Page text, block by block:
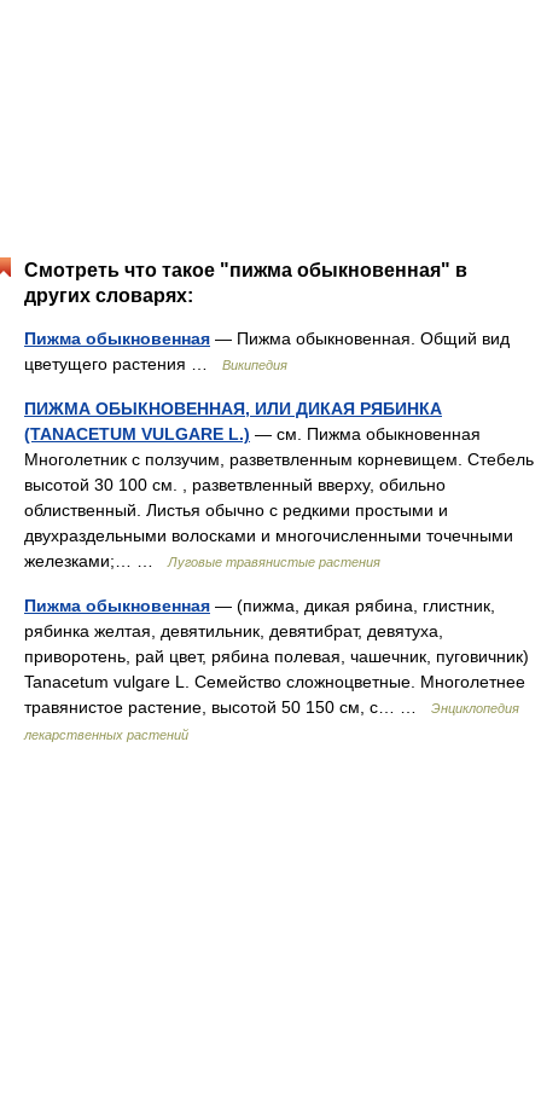
Смотреть что такое "пижма обыкновенная" в
других словарях:
Пижма обыкновенная — Пижма обыкновенная. Общий вид
цветущего растения …
Википедия
ПИЖМА ОБЫКНОВЕННАЯ, ИЛИ ДИКАЯ РЯБИНКА
(TANACETUM VULGARE L.) — см. Пижма обыкновенная
Многолетник с ползучим, разветвленным корневищем. Стебель
высотой 30 100 см. , разветвленный вверху, обильно
облиственный. Листья обычно с редкими простыми и
двухраздельными волосками и многочисленными точечными
железками;… …
Лyговые травянистые растения
Пижма обыкновенная — (пижма, дикая рябина, глистник,
рябинка желтая, девятильник, девятибрат, девятуха,
приворотень, рай цвет, рябина полевая, чашечник, пуговичник)
Tanacetum vulgare L. Семейство сложноцветные. Многолетнее
травянистое растение, высотой 50 150 см, с… …
Энциклопедия
лекарственных растений